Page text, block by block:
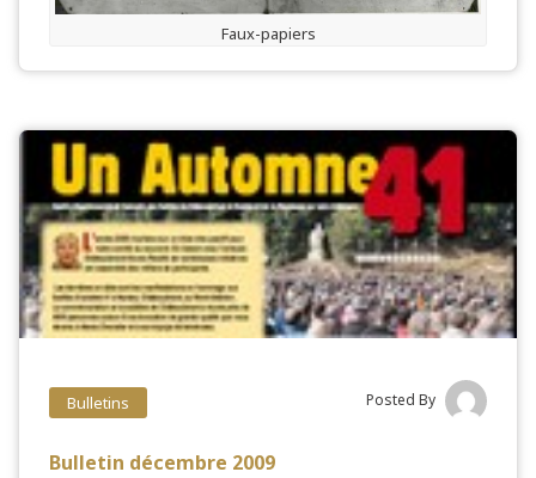
Faux-papiers
Bulletins Posted By
Bulletin décembre 2009